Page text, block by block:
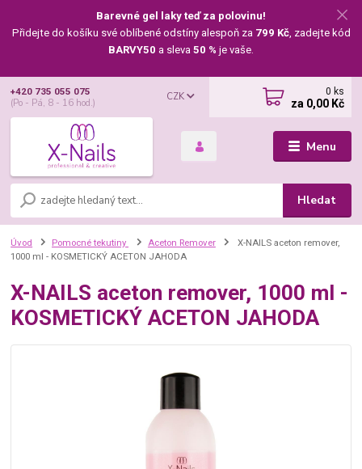
Barevné gel laky teď za polovinu!
Přidejte do košíku své oblíbené odstíny alespoň za 799 Kč, zadejte kód
BARVY50 a sleva 50 % je vaše.
Menu
CZK
Hledat
+420 735 055 075
(Po - Pá, 8 - 16 hod.)
0 ks
za 0,00 Kč
Úvod Pomocné tekutiny Aceton Remover
X-NAILS aceton remover,
1000 ml - KOSMETICKÝ ACETON JAHODA
X-NAILS aceton remover, 1000 ml -
KOSMETICKÝ ACETON JAHODA